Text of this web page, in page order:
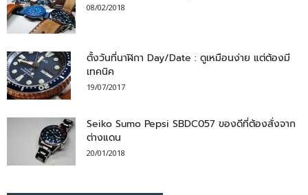
08/02/2018
ตั้งวันที่นาฬิกา Day/Date : ดูเหมือนง่าย แต่ต้องมี
เทคนิค
19/07/2017
Seiko Sumo Pepsi SBDC057 ของดีที่ต้องสั่งจาก
ต่างแดน
20/01/2018